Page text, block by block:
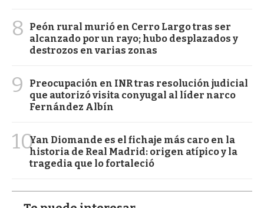
8
Peón rural murió en Cerro Largo tras ser
alcanzado por un rayo; hubo desplazados y
destrozos en varias zonas
9
Preocupación en INR tras resolución judicial
que autorizó visita conyugal al líder narco
Fernández Albín
10Yan Diomande es el fichaje más caro en la
historia de Real Madrid: origen atípico y la
tragedia que lo fortaleció